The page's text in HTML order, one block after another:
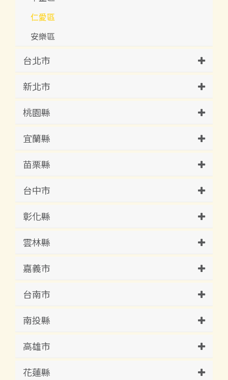
仁愛區
安樂區
台北市
新北市
桃園縣
宜蘭縣
苗栗縣
台中市
彰化縣
雲林縣
嘉義市
台南市
南投縣
高雄市
花蓮縣